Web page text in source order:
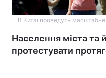
В Китаї проведуть
Населення міста та
протестувати